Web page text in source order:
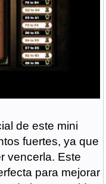
de este mini
fuertes, ya que
vencerla. Este
para mejorar